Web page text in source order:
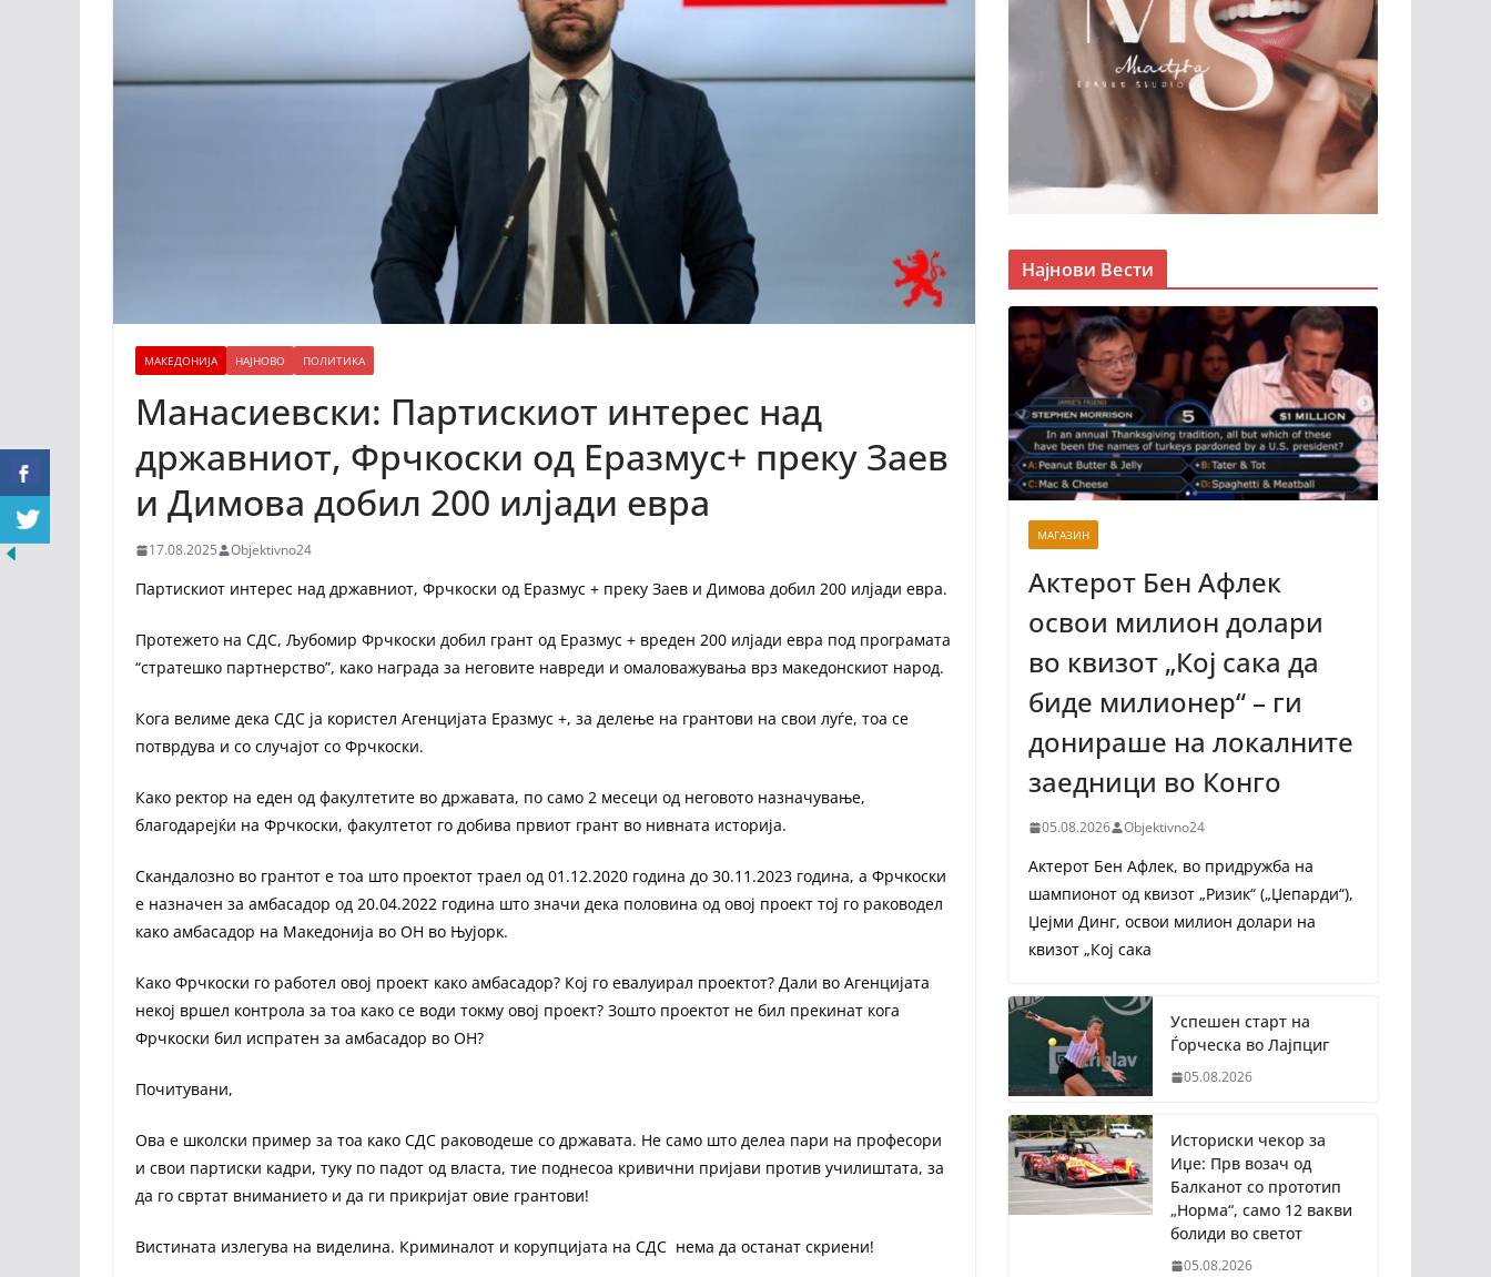
МАКЕДОНИЈА НАЈНОВО ПОЛИТИКА
Манасиевски: Партискиот интерес над
државниот, Фрчкоски од Еразмус+ преку Заев
и Димова добил 200 илјади евра
17.08.2025 Objektivno24
Партискиот интерес над државниот, Фрчкоски од Еразмус + преку Заев и Димова добил 200 илјади евра.
Протежето на СДС, Љубомир Фрчкоски добил грант од Еразмус + вреден 200 илјади евра под програмата
“стратешко партнерство”, како награда за неговите навреди и омаловажувања врз македонскиот народ.
Кога велиме дека СДС ја користел Агенцијата Еразмус +, за делење на грантови на свои луѓе, тоа се
потврдува и со случајот со Фрчкоски.
Како ректор на еден од факултетите во државата, по само 2 месеци од неговото назначување,
благодарејќи на Фрчкоски, факултетот го добива првиот грант во нивната историја.
Скандалозно во грантот е тоа што проектот траел од 01.12.2020 година до 30.11.2023 година, а Фрчкоски
е назначен за амбасадор од 20.04.2022 година што значи дека половина од овој проект тој го раководел
како амбасадор на Македонија во ОН во Њујорк.
Како Фрчкоски го работел овој проект како амбасадор? Кој го евалуирал проектот? Дали во Агенцијата
некој вршел контрола за тоа како се води токму овој проект? Зошто проектот не бил прекинат кога
Фрчкоски бил испратен за амбасадор во ОН?
Почитувани,
Ова е школски пример за тоа како СДС раководеше со државата. Не само што делеа пари на професори
и свои партиски кадри, туку по падот од власта, тие поднесоа кривични пријави против училиштата, за
да го свртат вниманието и да ги прикријат овие грантови!
Вистината излегува на виделина. Криминалот и корупцијата на СДС нема да останат скриени!
Најнови Вести
МАГАЗИН
Актерот Бен Афлек
освои милион долари
во квизот „Кој сака да
биде милионер“ – ги
донираше на локалните
заедници во Конго
05.08.2026 Objektivno24
Актерот Бен Афлек, во придружба на
шампионот од квизот „Ризик“ („Џепарди“),
Џејми Динг, освои милион долари на
квизот „Кој сака
Успешен старт на
Ѓорческа во Лајпциг
05.08.2026
Историски чекор за
Иџе: Прв возач од
Балканот со прототип
„Норма“, само 12 вакви
болиди во светот
05.08.2026